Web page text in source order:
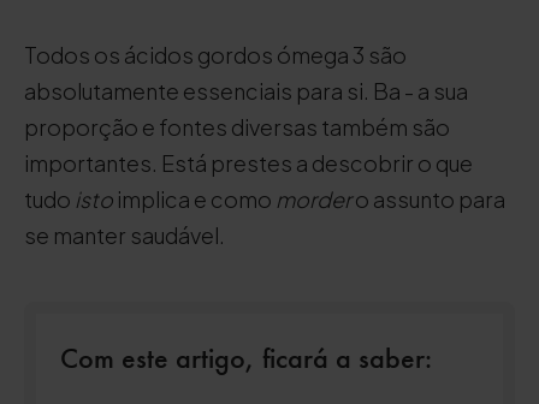
Todos os ácidos gordos ómega 3 são
absolutamente essenciais para si. Ba - a sua
proporção e fontes diversas também são
importantes. Está prestes a descobrir o que
tudo isto implica e como mordero assunto para
se manter saudável.
Com este artigo, ficará a saber: